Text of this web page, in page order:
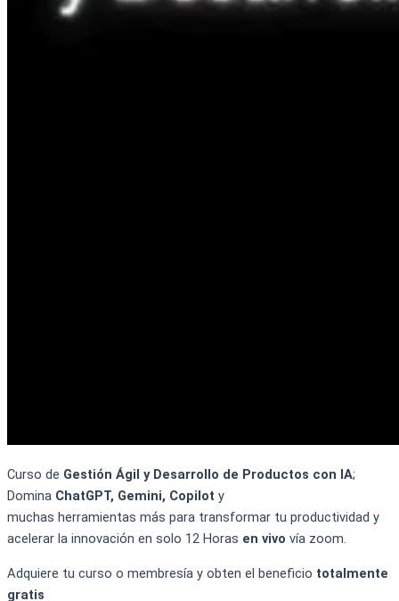
Curso de Gestión Ágil y Desarrollo de Productos con IA;
Domina ChatGPT, Gemini, Copilot y
muchas herramientas más para transformar tu productividad y
acelerar la innovación en solo 12 Horas en vivo vía zoom.
Adquiere tu curso o membresía y obten el beneficio totalmente
gratis